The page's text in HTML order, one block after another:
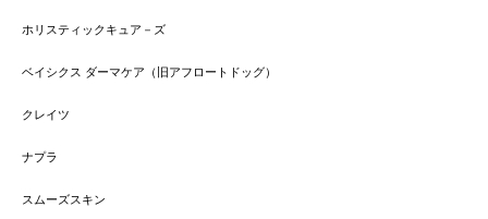
ホリスティックキュア－ズ
ベイシクス ダーマケア（旧アフロートドッグ）
クレイツ
ナプラ
スムーズスキン